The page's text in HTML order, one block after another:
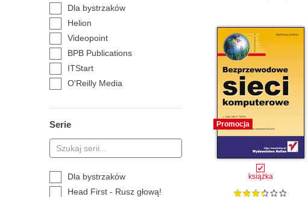
Dla bystrzaków
Helion
Videopoint
BPB Publications
ITStart
O'Reilly Media
Akademii WSB
Wydawnictwo Naukowe PWN
Wydawnictwo Wiedza i
Serie
Dla bystrzaków
Head First - Rusz głową!
Promocja
książka